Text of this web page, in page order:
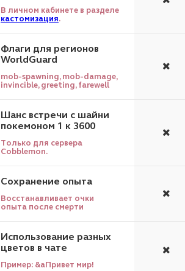
В личном кабинете в разделе
кастомизация.
Флаги для регионов
WorldGuard
mob-spawning, mob-damage,
invincible, greeting, farewell
Шанс встречи с шайни
покемоном 1 к 3600
Только для сервера
Cobblemon.
Сохранение опыта
Восстанавливает очки
опыта после смерти
Использование разных
цветов в чате
Пример: &aПривет мир!